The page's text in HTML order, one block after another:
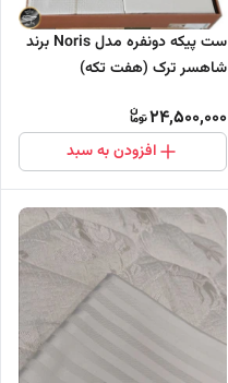
ست پیکه دونفره مدل Noris برند
شاهسر ترک (هفت تکه)
24,500,000
افزودن به سبد